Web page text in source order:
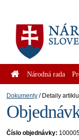
Národná rada
Dokumenty Detaily artiklu
Číslo objednávky: